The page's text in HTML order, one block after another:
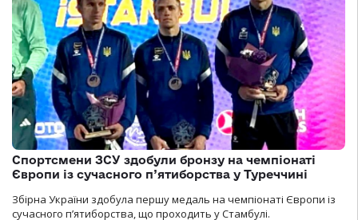
Спортсмени ЗСУ здобули бронзу на чемпіонаті
Європи із сучасного п’ятиборства у Туреччині
Збірна України здобула першу медаль на чемпіонаті Європи із
сучасного п’ятиборства, що проходить у Стамбулі.